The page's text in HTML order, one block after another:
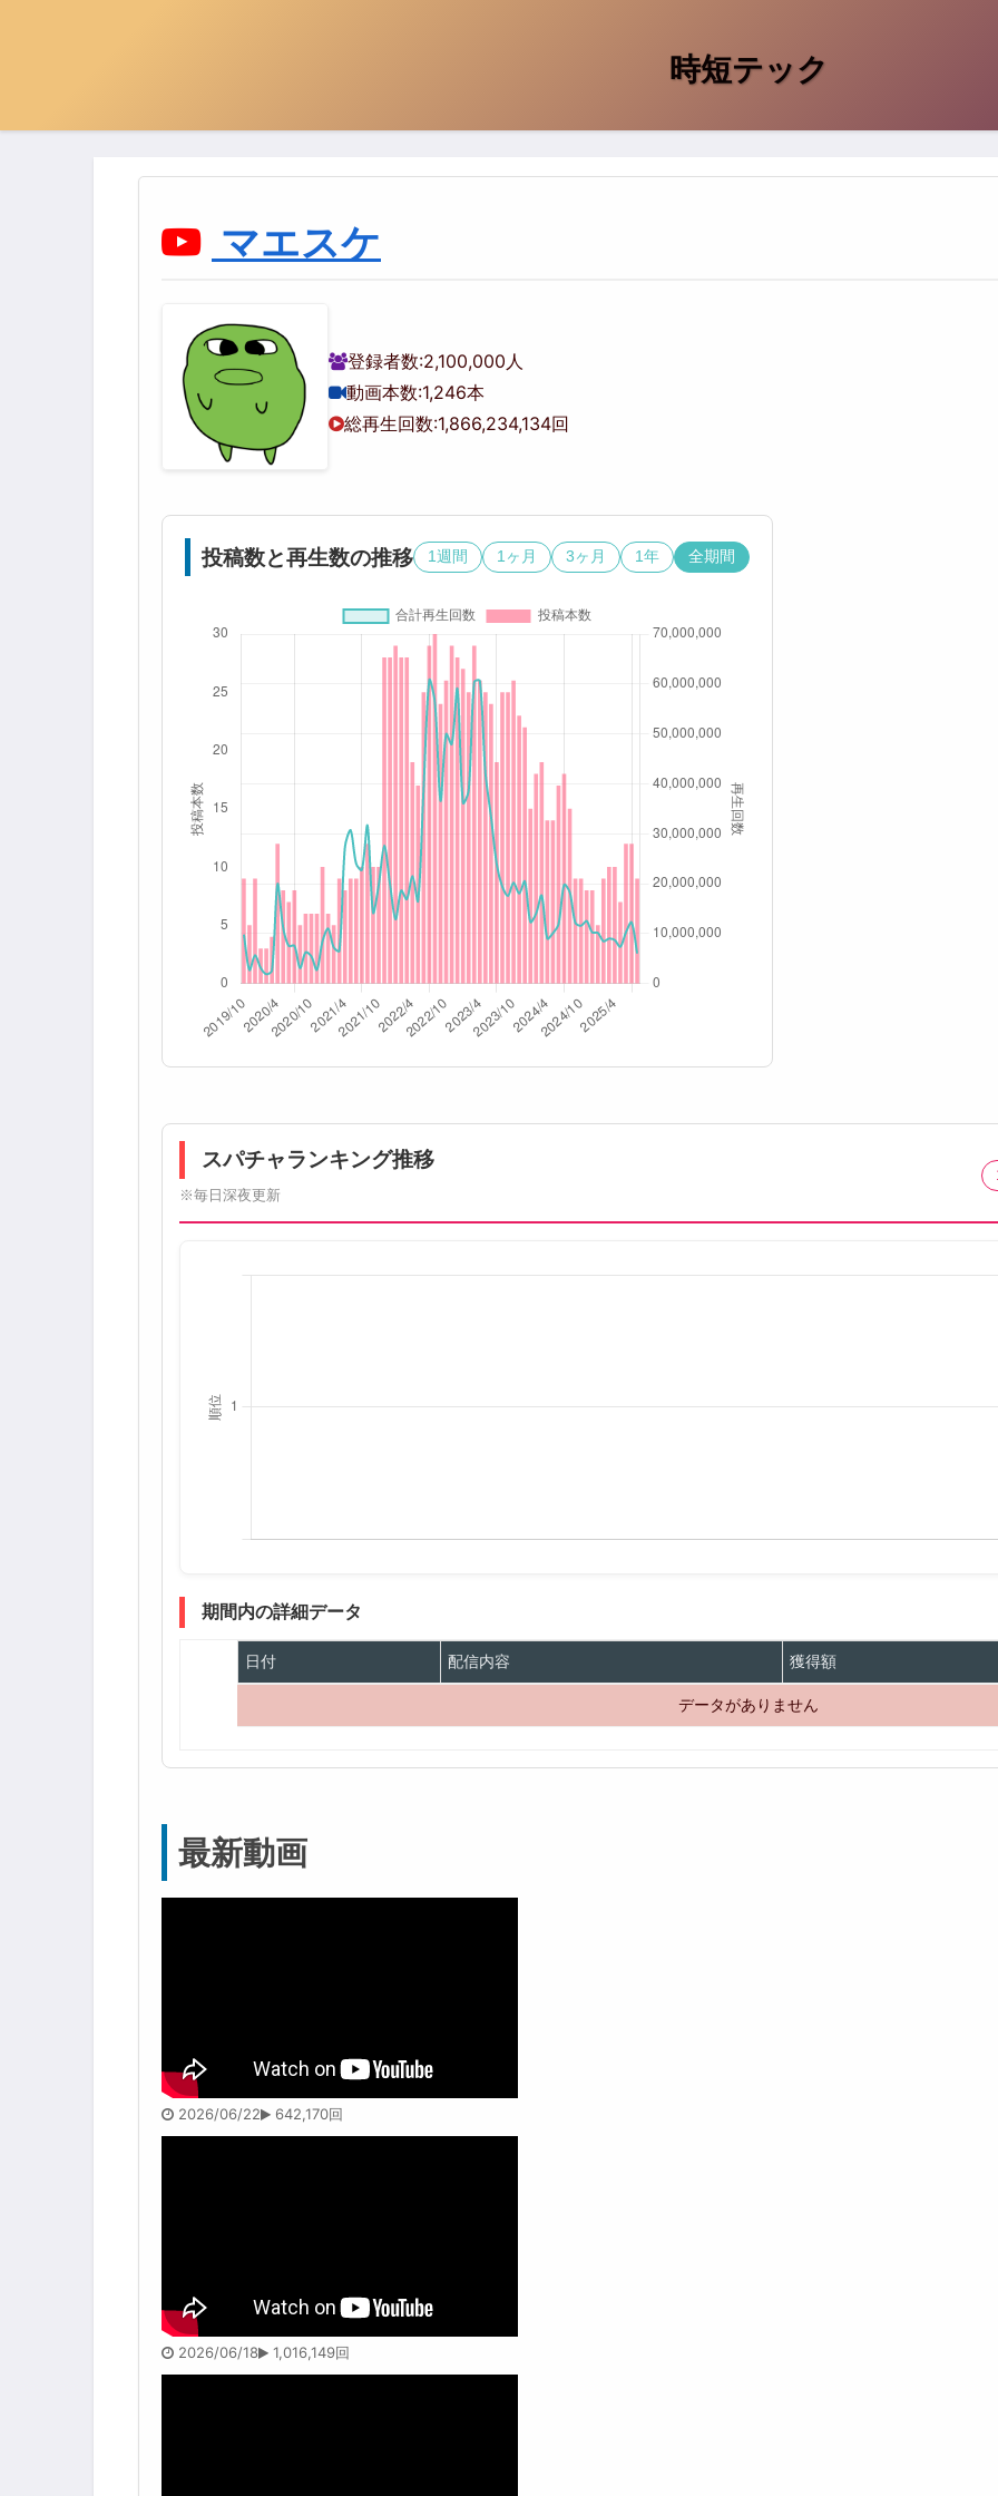
時短テック
マエスケ
登録者数:2,100,000人
動画本数:1,246本
総再生回数:1,866,234,134回
投稿数と再生数の推移 1週間 1ヶ月 3ヶ月 1年 全期間
スパチャランキング推移
※毎日深夜更新
期間内の詳細データ
日付 配信内容 獲得額
データがありません
最新動画
2026/06/22 642,170回
2026/06/18 1,016,149回